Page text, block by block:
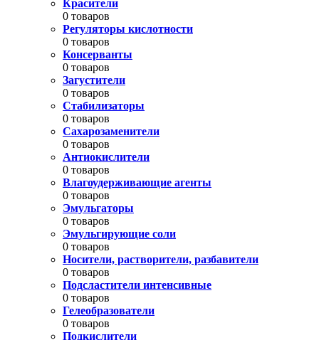
Красители
0 товаров
Регуляторы кислотности
0 товаров
Консерванты
0 товаров
Загустители
0 товаров
Стабилизаторы
0 товаров
Сахарозаменители
0 товаров
Антиокислители
0 товаров
Влагоудерживающие агенты
0 товаров
Эмульгаторы
0 товаров
Эмульгирующие соли
0 товаров
Носители, растворители, разбавители
0 товаров
Подсластители интенсивные
0 товаров
Гелеобразователи
0 товаров
Подкислители